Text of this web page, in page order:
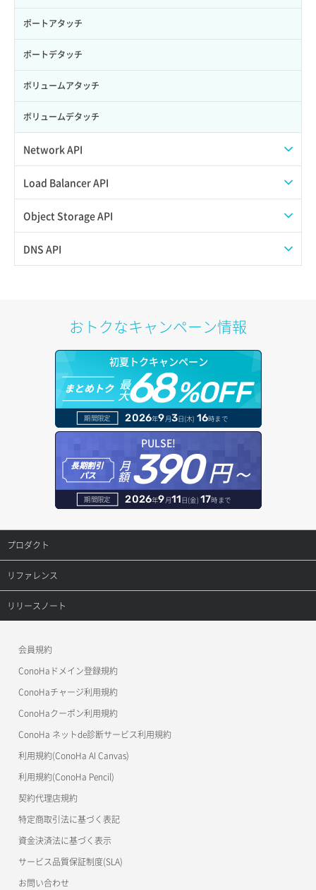
ポートアタッチ
ポートデタッチ
ボリュームアタッチ
ボリュームデタッチ
Network API
QoSポリシー一覧取得
QoSポリシー詳細取得
サブネット一覧取得
サブネット詳細取得
セキュリティグループ ルール一覧取得
セキュリティグループ ルール作成
セキュリティグループ ルール削除
セキュリティグループ ルール詳細取得
セキュリティグループ一覧取得
ネットワーク一覧取得
ネットワーク作成（ローカルネットワーク用）
ネットワーク削除（ローカルネットワーク用）
ネットワーク詳細取得
ポート一覧取得
ポート作成（ローカルネットワーク用）
ポート作成（追加IP用）
ポート削除
Load Balancer API
プール一覧取得
プール作成
ヘルスモニタ一覧取得
ヘルスモニタ作成
ヘルスモニタ削除
ヘルスモニタ更新
ヘルスモニタ詳細取得
メンバー更新
メンバー詳細取得
メンバー追加
リスナー作成
リスナー削除
リスナー更新
リスナー詳細取得
ロードバランサー一覧取得
ロードバランサー削除
Object Storage API
Web公開
オブジェクトダウンロード
オブジェクトバージョン管理
オブジェクト一覧取得
オブジェクト削除
オブジェクト削除予約
オブジェクト複製
オブジェクト詳細取得
コンテナ一覧取得
コンテナ作成
コンテナ削除
ラージオブジェクトアップロード(DLO)
一時的Web公開
DNS API
ドメイン情報登録
ドメイン詳細取得
レコード一覧取得
レコード作成
レコード更新
レコード詳細取得
おトクなキャンペーン情報
初夏トクキャンペーン
まとめトク 最
大68%OFF
期間限定 2026年9月3日(木) 16時まで
PULSE!
長期割引
パス
月
額390円～
期間限定 2026年9月11日(金) 17時まで
プロダクト
プロダクトトップ
ConoHa VPS(Ver.3.0)
ConoHa for GAME
リファレンス
リファレンストップ
OpenStack CLI
Terraform
s3cmd
公開API(ConoHa VPS Ver.2.0)
リリースノート
会員規約
ConoHaドメイン登録規約
ConoHaチャージ利用規約
ConoHaクーポン利用規約
ConoHa ネットde診断サービス利用規約
利用規約(ConoHa AI Canvas)
利用規約(ConoHa Pencil)
契約代理店規約
特定商取引法に基づく表記
資金決済法に基づく表示
サービス品質保証制度(SLA)
お問い合わせ